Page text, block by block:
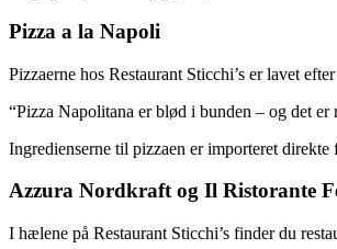
Pizza a la Napoli
Pizzaerne hos Restaurant Sticchi’s er lavet
“Pizza Napolitana er blød i bunden – og det
Ingredienserne til pizzaen er importeret
Azzura Nordkraft og Il Ristorante
I hælene på Restaurant Sticchi’s finder du